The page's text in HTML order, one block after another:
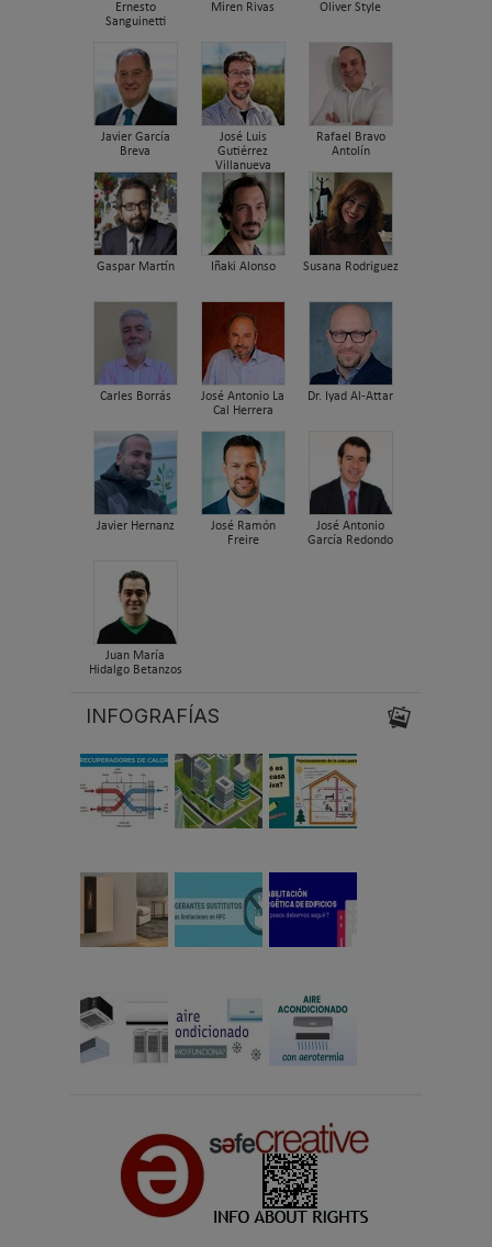
Ernesto
Sanguinetti
Miren Rivas Oliver Style
Javier García
Breva
José Luis
Gutiérrez
Villanueva
Rafael Bravo
Antolín
Gaspar Martín Iñaki Alonso Susana Rodriguez
Carles Borrás
José Antonio La
Cal Herrera
Dr. Iyad Al-Attar
Javier Hernanz
José Ramón
Freire
José Antonio
García Redondo
Juan María
Hidalgo Betanzos
INFOGRAFÍAS